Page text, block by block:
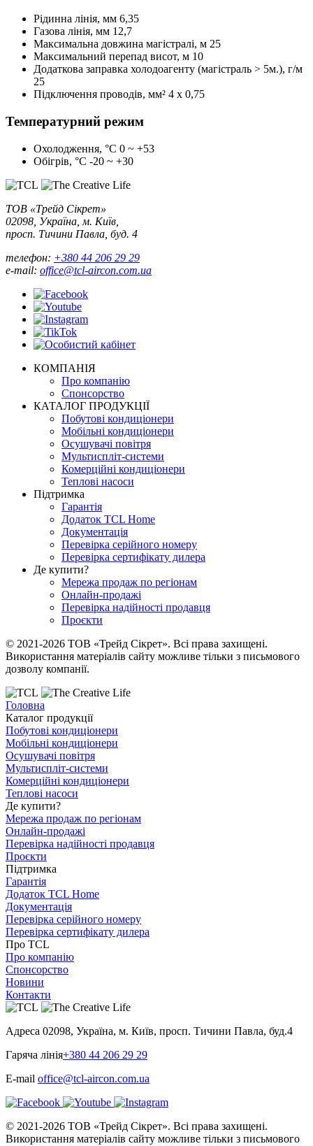
Рідинна лінія, мм 6,35
Газова лінія, мм 12,7
Максимальна довжина магістралі, м 25
Максимальний перепад висот, м 10
Додаткова заправка холодоагенту (магістраль > 5м.), г/м
25
Підключення проводів, мм² 4 x 0,75
Температурний режим
Охолодження, °С 0 ~ +53
Обігрів, °С -20 ~ +30
ТОВ «Трейд Сікрет»
02098, Україна, м. Київ,
просп. Тичини Павла, буд. 4
телефон: +380 44 206 29 29
e-mail: office@tcl-aircon.com.ua
КОМПАНІЯ
Про компанію
Спонсорство
КАТАЛОГ ПРОДУКЦІЇ
Побутові кондиціонери
Мобільні кондиціонери
Осушувачі повітря
Мультиспліт-системи
Комерційні кондиціонери
Теплові насоси
Підтримка
Гарантія
Додаток TCL Home
Документація
Перевірка серійного номеру
Перевірка сертифікату дилера
Де купити?
Мережа продаж по регіонам
Онлайн-продажі
Перевірка надійності продавця
Проєкти
© 2021-2026 ТОВ «Трейд Сікрет». Всі права захищені.
Використання матеріалів сайту можливе тільки з письмового
дозволу компанії.
Головна
Каталог продукції
Побутові кондиціонери
Мобільні кондиціонери
Осушувачі повітря
Мультиспліт-системи
Комерційні кондиціонери
Теплові насоси
Де купити?
Мережа продаж по регіонам
Онлайн-продажі
Перевірка надійності продавця
Проєкти
Підтримка
Гарантія
Додаток TCL Home
Документація
Перевірка серійного номеру
Перевірка сертифікату дилера
Про TCL
Про компанію
Спонсорство
Новини
Контакти
Адреса 02098, Україна, м. Київ, просп. Тичини Павла, буд.4
Гаряча лінія+380 44 206 29 29
E-mail office@tcl-aircon.com.ua
© 2021-2026 ТОВ «Трейд Сікрет». Всі права захищені.
Використання матеріалів сайту можливе тільки з письмового